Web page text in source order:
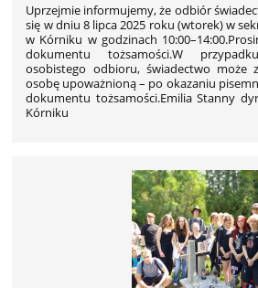
Uprzejmie informujemy, że odbiór
się w dniu 8 lipca 2025 roku (wtorek) w
w Kórniku w godzinach
dokumentu tożsamości.W
osobistego odbioru, świadectwo może
osobę upoważnioną – po okazaniu
dokumentu tożsamości.Emilia Stanny
Kórniku